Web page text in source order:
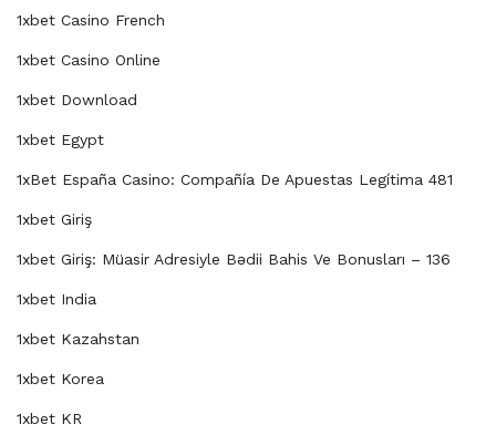
1xbet Casino French
1xbet Casino Online
1xbet Download
1xbet Egypt
1xBet España Casino: Compañía De Apuestas Legítima 481
1xbet Giriş
1xbet Giriş: Müasir Adresiyle Bədii Bahis Ve Bonusları – 136
1xbet India
1xbet Kazahstan
1xbet Korea
1xbet KR